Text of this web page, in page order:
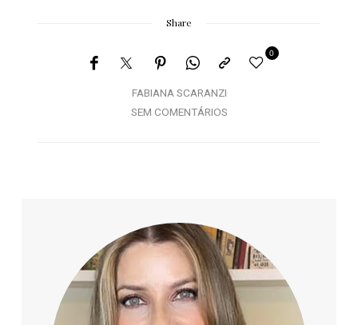
Share
FABIANA SCARANZI
0
SEM COMENTÁRIOS